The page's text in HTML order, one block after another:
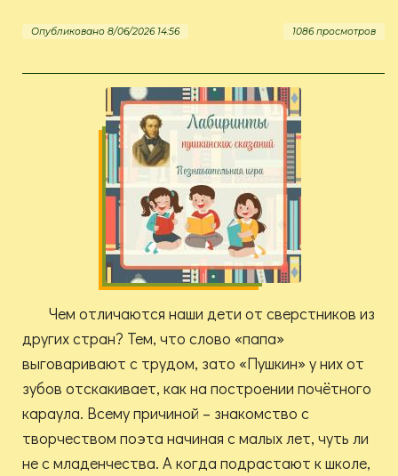
Опубликовано 8/06/2026 14:56 1086 просмотров
Чем отличаются наши дети от сверстников из
других стран? Тем, что слово «папа»
выговаривают с трудом, зато «Пушкин» у них от
зубов отскакивает, как на построении почётного
караула. Всему причиной – знакомство с
творчеством поэта начиная с малых лет, чуть ли
не с младенчества. А когда подрастают к школе,